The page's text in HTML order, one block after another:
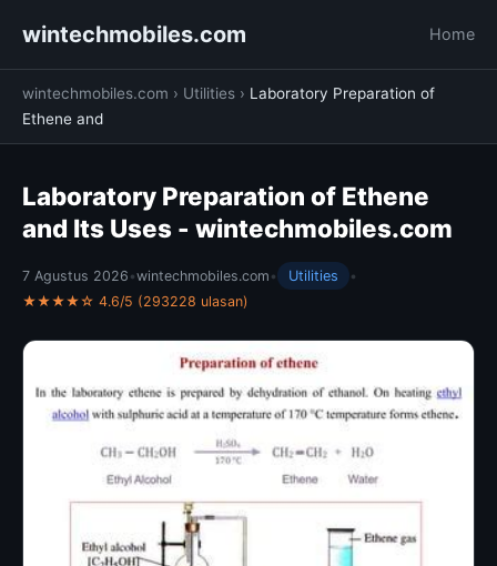
wintechmobiles.com Home
wintechmobiles.com › Utilities › Laboratory Preparation of
Ethene and
Laboratory Preparation of Ethene
and Its Uses - wintechmobiles.com
7 Agustus 2026 •wintechmobiles.com • Utilities
•
★★★★☆ 4.6/5 (293228 ulasan)